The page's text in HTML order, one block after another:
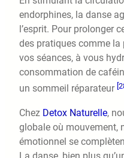
endorphines, la danse
l’esprit. Pour prolonger
des pratiques comme
vos séances, à vous
consommation de
un sommeil réparateur
Chez Detox Naturelle,
globale où mouvement,
émotionnel se
La danse, bien plus